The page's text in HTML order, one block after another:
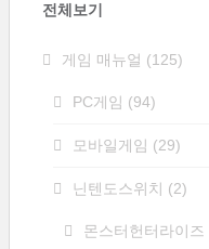
전체보기
게임 매뉴얼 (125)
PC게임 (94)
모바일게임 (29)
닌텐도스위치 (2)
몬스터헌터라이즈